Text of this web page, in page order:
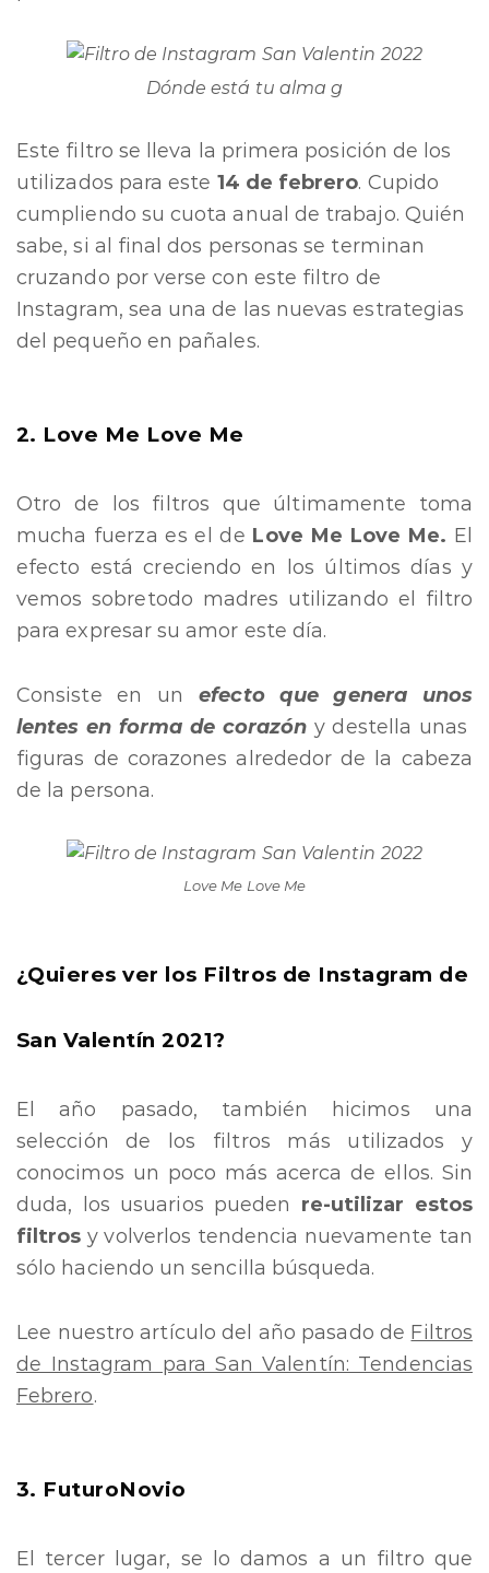
Dónde está tu alma g
Este filtro se lleva la primera posición de los
utilizados para este 14 de febrero. Cupido
cumpliendo su cuota anual de trabajo. Quién
sabe, si al final dos personas se terminan
cruzando por verse con este filtro de
Instagram, sea una de las nuevas estrategias
del pequeño en pañales.
2. Love Me Love Me
Otro de los filtros que últimamente toma
mucha fuerza es el de Love Me Love Me. El
efecto está creciendo en los últimos días y
vemos sobretodo madres utilizando el filtro
para expresar su amor este día.
Consiste en unefecto que genera unos
lentes en forma de corazón y destella unas
figuras de corazones alrededor de la cabeza
de la persona.
Love Me Love Me
¿Quieres ver los Filtros de Instagram de
San Valentín 2021?
El año pasado, también hicimos una
selección de los filtros más utilizados y
conocimos un poco más acerca de ellos. Sin
duda, los usuarios pueden re-utilizar estos
filtros y volverlos tendencia nuevamente tan
sólo haciendo un sencilla búsqueda.
Lee nuestro artículo del año pasado de Filtros
de Instagram para San Valentín: Tendencias
Febrero.
3. FuturoNovio
El tercer lugar, se lo damos a un filtro que